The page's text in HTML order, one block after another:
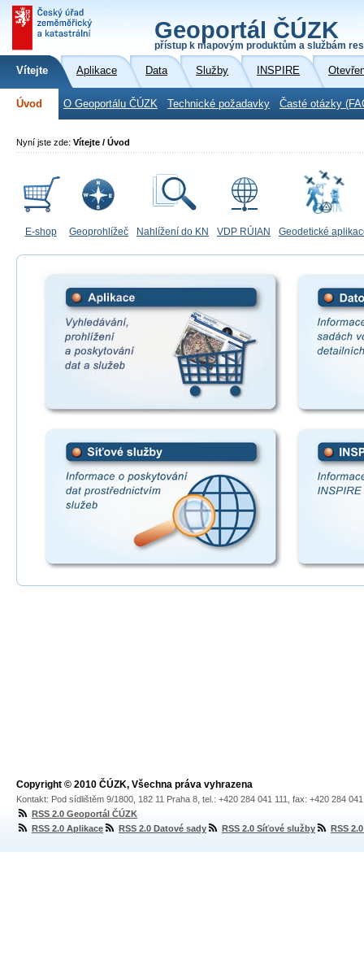
Geoportál ČÚZK
přístup k mapovým produktům a službám
Vítejte Aplikace Data Služby INSPIRE
Úvod O Geoportálu ČÚZK Technické požadavky Časté otázky
Nyní jste zde: Vítejte / Úvod
E-shop Geoprohlížeč Nahlížení do KN VDP RÚIAN Geodetické
Copyright © 2010 ČÚZK, Všechna práva vyhrazena
Kontakt: Pod sídlištěm 9/1800, 182 11 Praha 8, tel.: +420 284 041 111, fax: +420 284
RSS 2.0 Geoportál ČÚZK
RSS 2.0 Aplikace
RSS 2.0 Datové sady RSS 2.0 Síťové služby RSS